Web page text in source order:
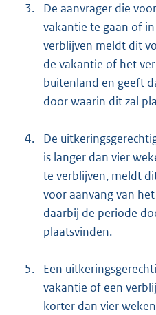
3.
De aanvrager die
vakantie te gaan of
verblijven meldt dit
de vakantie of het
buitenland en geeft
door waarin dit zal
4.
De
is langer dan vier
te verblijven, meldt
voor aanvang van
daarbij de periode
plaatsvinden.
5.
Een
vakantie of een
korter dan vier